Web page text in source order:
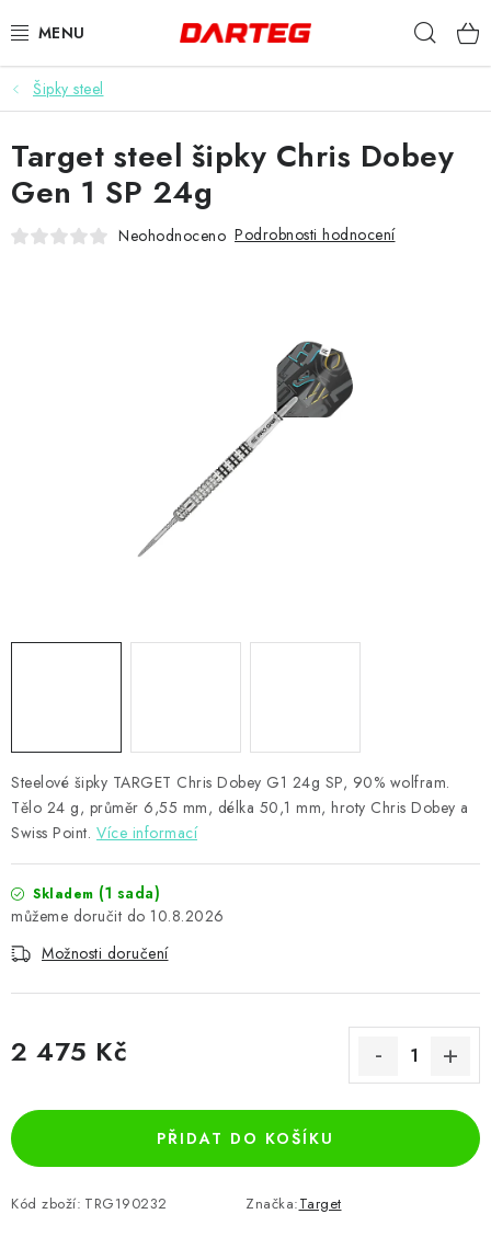
na
ŠIPKY
TERČE
DOPLŇKY K TERČI
Kontakty Hodnocení obchodu
Šipky steel
Steelové šipky TARGET Chris Dobey G1 24g SP, 90% wolfram.
Tělo 24 g, průměr 6,55 mm, délka 50,1 mm, hroty Chris Dobey a
Swiss Point. Více informací
Skladem (1 sada)
10.8.2026
Možnosti doručení
2 475 Kč
PŘIDAT DO KOŠÍKU
Kód zboží: TRG190232 Značka:Target
Target steel šipky Chris Dobey
Gen 1 SP 24g
Neohodnoceno Podrobnosti hodnocení